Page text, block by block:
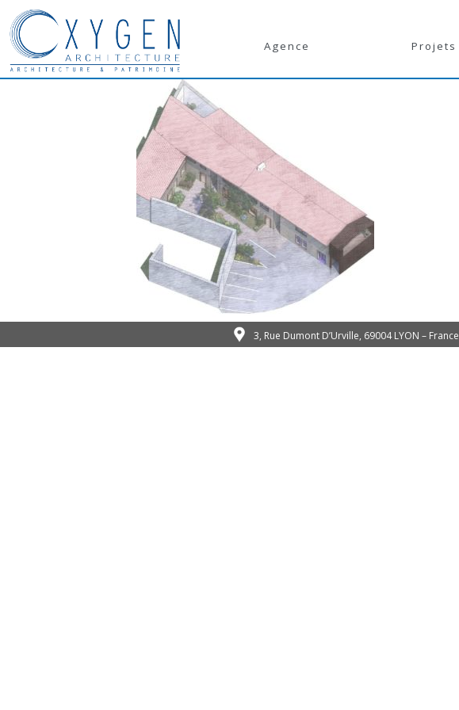
Agence Projets
3, Rue Dumont D’Urville, 69004 LYON – France